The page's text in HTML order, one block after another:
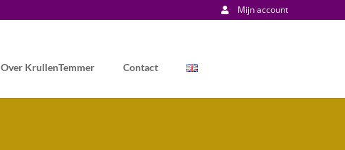
Mijn account
Over KrullenTemmer Contact